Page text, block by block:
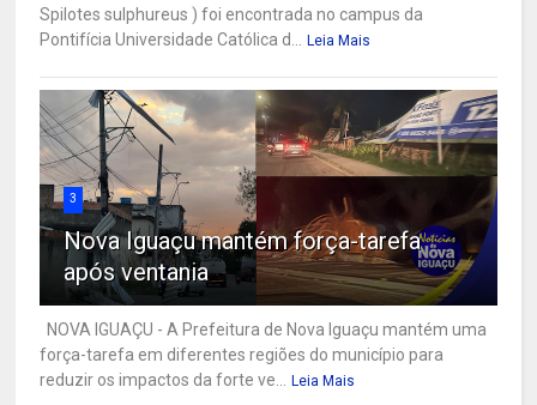
Spilotes sulphureus ) foi encontrada no campus da
Pontifícia Universidade Católica d...
Leia Mais
3
Nova Iguaçu mantém força-tarefa
após ventania
NOVA IGUAÇU - A Prefeitura de Nova Iguaçu mantém uma
força-tarefa em diferentes regiões do município para
reduzir os impactos da forte ve...
Leia Mais